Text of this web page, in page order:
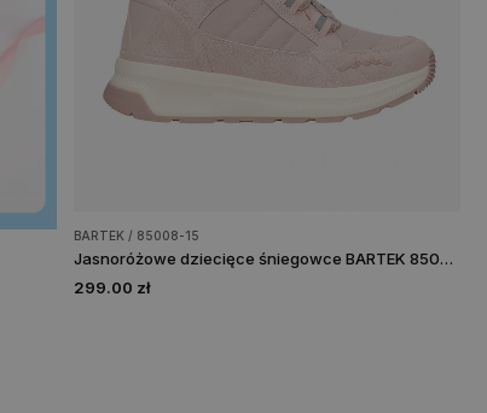
BARTEK / 85008-15
Jasnoróżowe dziecięce śniegowce BARTEK 85008-15
299.00 zł